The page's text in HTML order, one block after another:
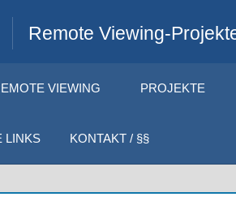
Remote Viewing-
VIEWING PROJEKTE
LINKS KONTAKT / §§